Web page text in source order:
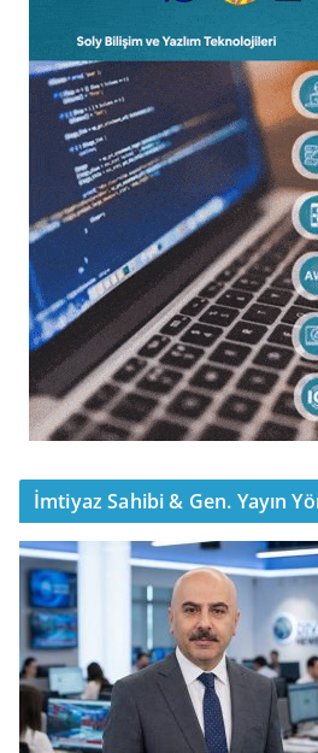
İmtiyaz Sahibi & Gen. Yayın